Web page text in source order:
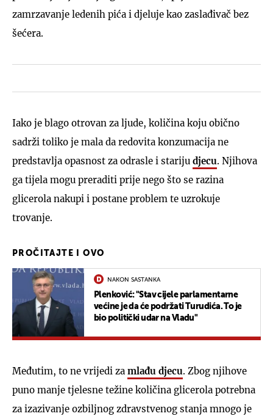
zamrzavanje ledenih pića i djeluje kao zaslađivač bez
šećera.
Iako je blago otrovan za ljude, količina koju obično
sadrži toliko je mala da redovita konzumacija ne
predstavlja opasnost za odrasle i stariju djecu. Njihova
ga tijela mogu preraditi prije nego što se razina
glicerola nakupi i postane problem te uzrokuje
trovanje.
PROČITAJTE I OVO
NAKON SASTANKA
Plenković: "Stav cijele parlamentarne
većine je da će podržati Turudića. To je
bio politički udar na Vladu"
Međutim, to ne vrijedi za mlađu djecu. Zbog njihove
puno manje tjelesne težine količina glicerola potrebna
za izazivanje ozbiljnog zdravstvenog stanja mnogo je